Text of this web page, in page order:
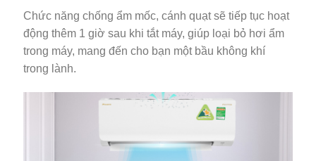
Chức năng chống ẩm mốc, cánh quạt sẽ tiếp tục hoạt
động thêm 1 giờ sau khi tắt máy, giúp loại bỏ hơi ẩm
trong máy, mang đến cho bạn một bầu không khí
trong lành.